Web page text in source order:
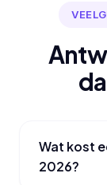
Wat kost
2026?